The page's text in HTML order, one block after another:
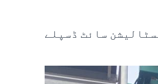
سائٹ ڈسپلے